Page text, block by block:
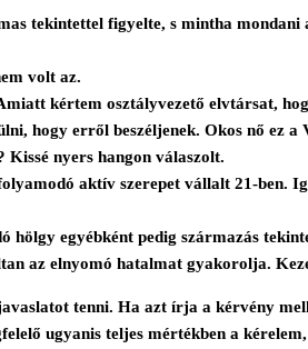
tekintettel figyelte, s mintha
volt az.
kértem osztályvezető elvtársat,
hogy erről beszéljenek. Okos nő
nyers hangon válaszolt.
aktív szerepet vállalt 21-ben.
hölgy egyébként pedig származás
az elnyomó hatalmat gyakorolja.
tenni. Ha azt írja a kérvény
ugyanis teljes mértékben a